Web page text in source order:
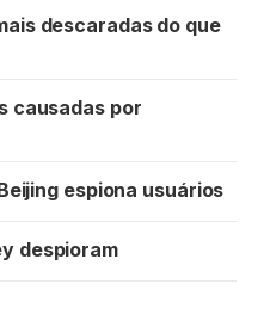
descaradas do que
causadas por
espiona usuários
despioram